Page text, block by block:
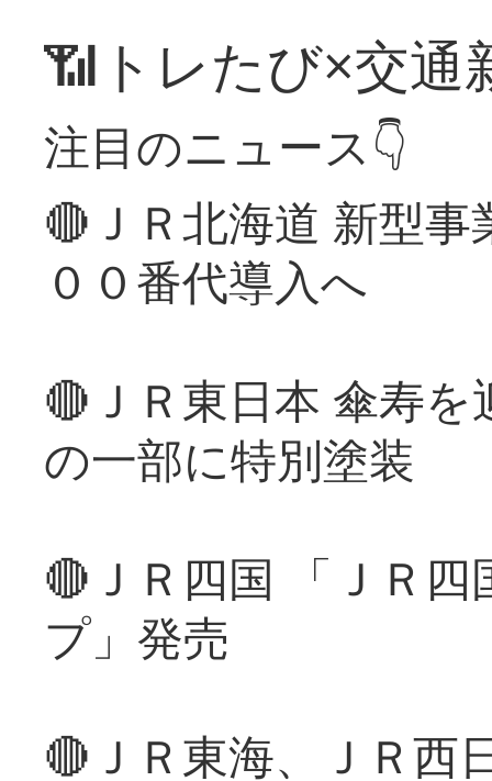
📶トレたび×交通
注目のニュース👇
🔴ＪＲ北海道 新型
００番代導入へ
🔴ＪＲ東日本 傘寿
の一部に特別塗装
🔴ＪＲ四国 「ＪＲ
プ」発売
🔴ＪＲ東海、ＪＲ西